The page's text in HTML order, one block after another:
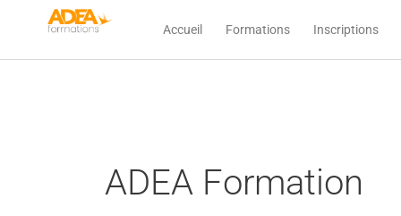
Accueil Formations Inscriptions
ADEA Formation